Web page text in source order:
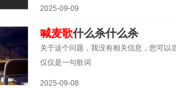
2025-09-09
喊麦歌什么杀什么杀
关于这个问题，我没有相关信息，您可
仅仅是一句歌词
2025-09-08